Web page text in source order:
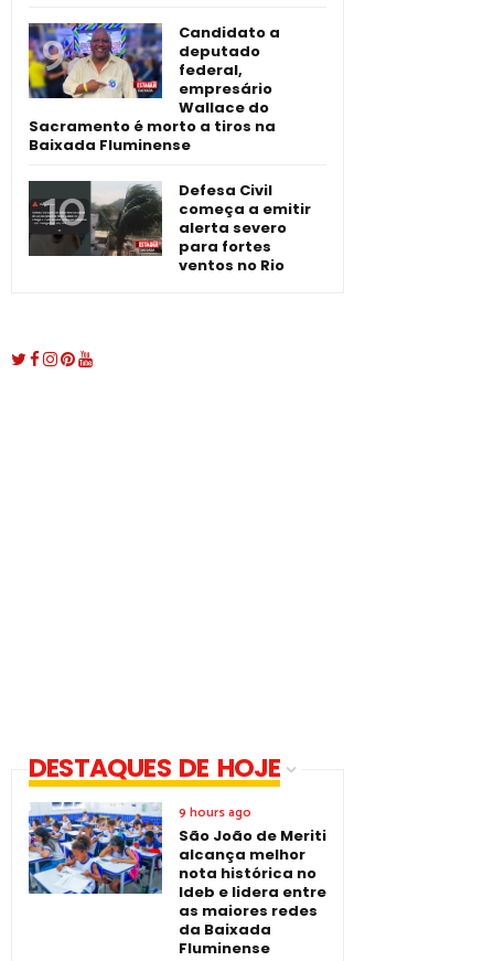
Candidato a
deputado
federal,
empresário
Wallace do
Sacramento é morto a tiros na
Baixada Fluminense
Defesa Civil
começa a emitir
alerta severo
para fortes
ventos no Rio
DESTAQUES DE HOJE
9 hours ago
São João de Meriti
alcança melhor
nota histórica no
Ideb e lidera entre
as maiores redes
da Baixada
Fluminense